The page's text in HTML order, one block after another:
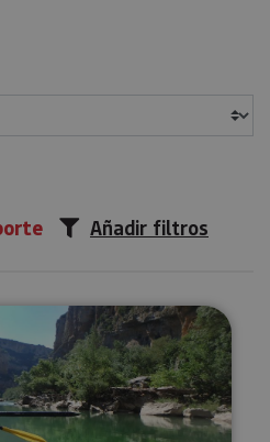
Añadir filtros
Descenso en balsa por el río